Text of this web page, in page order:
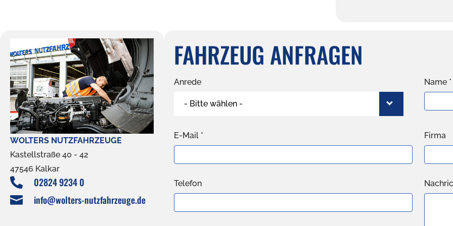
WOLTERS NUTZFAHRZEUGE
Kastellstraße 40 - 42
47546 Kalkar
 02824 9234 0
 info@wolters-nutzfahrzeuge.de
FAHRZEUG ANFRAGEN
Anrede
- Bitte wählen -
Name *
E-Mail * Firma
Telefon